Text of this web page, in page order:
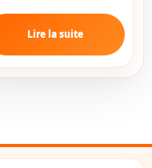
Lire la suite